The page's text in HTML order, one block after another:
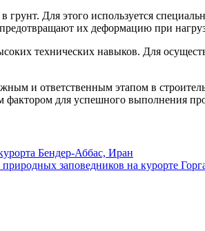
Для этого используется
их деформацию при
технических навыков. Для
и ответственным этапом в
фактором для успешного выполнения
Бендер-Аббас, Иран
заповедников на курорте